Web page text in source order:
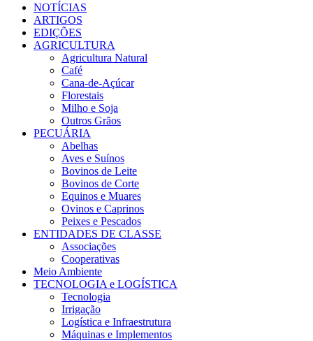
NOTÍCIAS
ARTIGOS
EDIÇÕES
AGRICULTURA
Agricultura Natural
Café
Cana-de-Açúcar
Florestais
Milho e Soja
Outros Grãos
PECUÁRIA
Abelhas
Aves e Suínos
Bovinos de Leite
Bovinos de Corte
Equinos e Muares
Ovinos e Caprinos
Peixes e Pescados
ENTIDADES DE CLASSE
Associações
Cooperativas
Meio Ambiente
TECNOLOGIA e LOGÍSTICA
Tecnologia
Irrigação
Logística e Infraestrutura
Máquinas e Implementos